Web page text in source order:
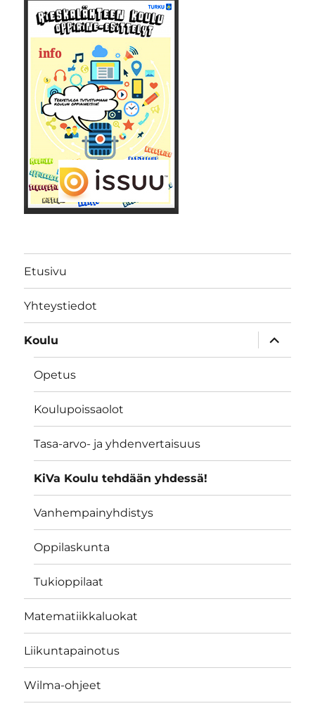
Etusivu
Yhteystiedot
Koulu
näytä
Opetus
Koulupoissaolot
Tasa-arvo- ja yhdenvertaisuus
KiVa Koulu tehdään yhdessä!
Vanhempainyhdistys
Oppilaskunta
Tukioppilaat
Matematiikkaluokat
Liikuntapainotus
Wilma-ohjeet